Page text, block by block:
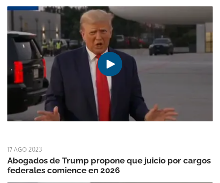
17 AGO 2023
Abogados de Trump propone que juicio por cargos
federales comience en 2026